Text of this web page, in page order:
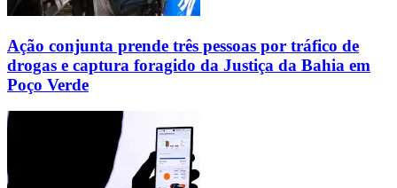
Ação conjunta prende três pessoas por tráfico de
drogas e captura foragido da Justiça da Bahia em
Poço Verde